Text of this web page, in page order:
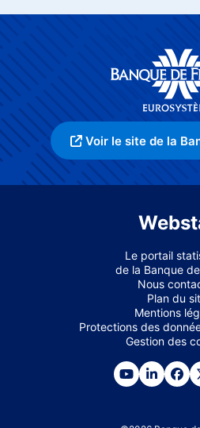
Voir le site de la
Le portail
de la Banque
Nous
Plan du
Mentions
Protections des
Gestion des